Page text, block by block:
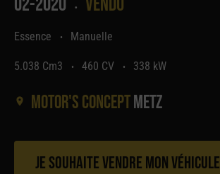
•
Essence • Manuelle
5.038 Cm3 • 460 CV • 338 kW
Motor's conceptMetz
Je souhaite vendre mon véhicule